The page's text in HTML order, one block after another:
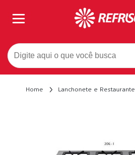
Home Lanchonete e Restaurante